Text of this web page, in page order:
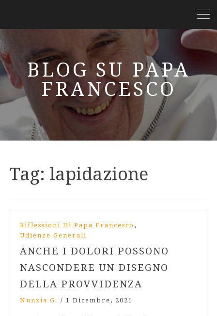
BLOG SU PAPA
FRANCESCO
Tag: lapidazione
Riflessioni Di Papa Francesco ,
Udienze Generali
ANCHE I DOLORI POSSONO
NASCONDERE UN DISEGNO
DELLA PROVVIDENZA
Nunzia G. / 1 Dicembre, 2021